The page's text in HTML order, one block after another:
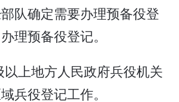
队确定需要办理预备役登
理预备役登记。
上地方人民政府兵役机关
兵役登记工作。